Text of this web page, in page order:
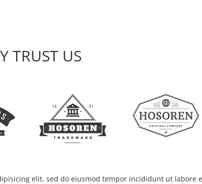
TRUST US
elit, sed do eiusmod tempor incididunt ut labore